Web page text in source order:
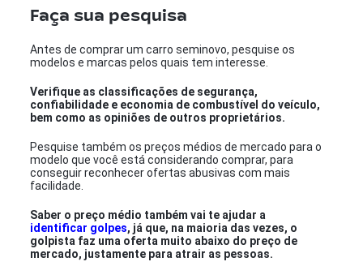
Faça sua pesquisa
Antes de comprar um carro seminovo, pesquise os
modelos e marcas pelos quais tem interesse.
Verifique as classificações de segurança,
confiabilidade e economia de combustível do veículo,
bem como as opiniões de outros proprietários.
Pesquise também os preços médios de mercado para o
modelo que você está considerando comprar, para
conseguir reconhecer ofertas abusivas com mais
facilidade.
Saber o preço médio também vai te ajudar a
identificar golpes, já que, na maioria das vezes, o
golpista faz uma oferta muito abaixo do preço de
mercado, justamente para atrair as pessoas.